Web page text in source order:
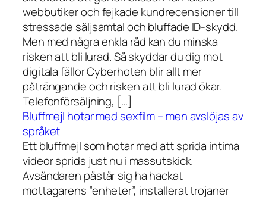
webbutiker och fejkade kundrecensioner till
stressade säljsamtal och bluffade ID-skydd.
Men med några enkla råd kan du minska
risken att bli lurad. Så skyddar du dig mot
digitala fällor Cyberhoten blir allt mer
påträngande och risken att bli lurad ökar.
Telefonförsäljning, […]
Bluffmejl hotar med sexfilm – men avslöjas av
språket
Ett bluffmejl som hotar med att sprida intima
videor sprids just nu i massutskick.
Avsändaren påstår sig ha hackat
mottagarens ”enheter”, installerat trojaner